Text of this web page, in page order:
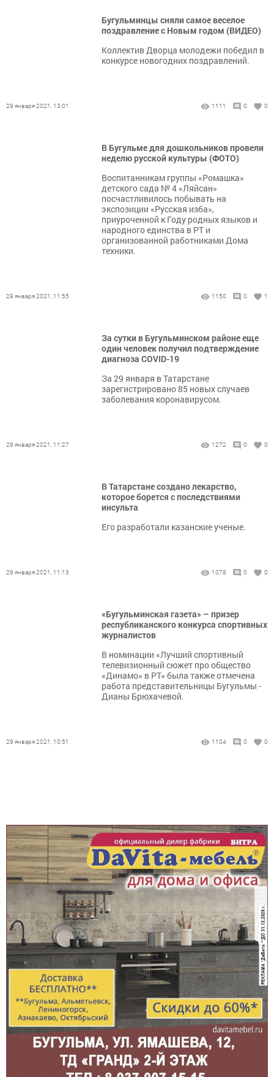
Бугульминцы сняли самое веселое
поздравление с Новым годом (ВИДЕО)
Коллектив Дворца молодежи победил в
конкурсе новогодних поздравлений.
29 января 2021, 13:01 1111 0 0
В Бугульме для дошкольников провели
неделю русской культуры (ФОТО)
Воспитанникам группы «Ромашка»
детского сада № 4 «Ляйсан»
посчастливилось побывать на
экспозиции «Русская изба»,
приуроченной к Году родных языков и
народного единства в РТ и
организованной работниками Дома
техники.
29 января 2021, 11:55 1150 0 1
За сутки в Бугульминском районе еще
один человек получил подтверждение
диагноза COVID-19
За 29 января в Татарстане
зарегистрировано 85 новых случаев
заболевания коронавирусом.
29 января 2021, 11:27 1272 0 0
В Татарстане создано лекарство,
которое борется с последствиями
инсульта
Его разработали казанские ученые.
29 января 2021, 11:13 1078 0 0
«Бугульминская газета» – призер
республиканского конкурса спортивных
журналистов
В номинации «Лучший спортивный
телевизионный сюжет про общество
«Динамо» в РТ» была также отмечена
работа представительницы Бугульмы -
Дианы Брюхачевой.
29 января 2021, 10:51 1104 0 0